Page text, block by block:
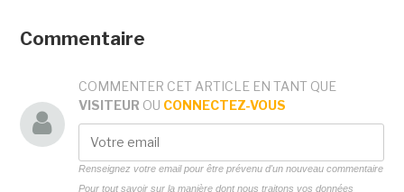
Commentaire
COMMENTER CET ARTICLE EN TANT QUE
VISITEUR OU CONNECTEZ-VOUS
Renseignez votre email pour être prévenu d'un nouveau commentaire
Pour tout savoir sur la manière dont nous traitons vos données